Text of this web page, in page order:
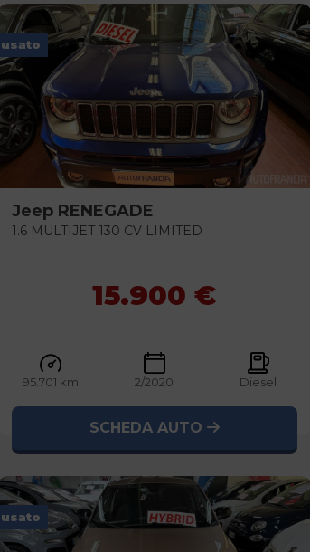
Jeep RENEGADE
1.6 MULTIJET 130 CV LIMITED
usato
15.900 €
95.701 km 2/2020 Diesel
SCHEDA AUTO
usato